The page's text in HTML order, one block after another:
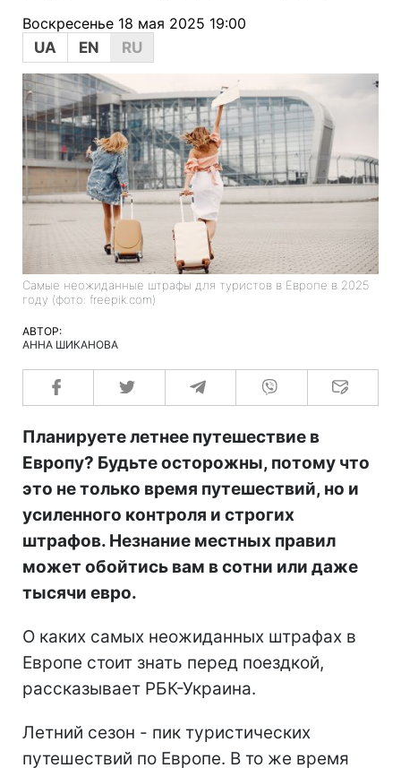
Воскресенье 18 мая 2025 19:00
UA
EN RU
Самые неожиданные штрафы для туристов в Европе в 2025
году (фото: freepik.com)
АВТОР:
АННА ШИКАНОВА
Планируете летнее путешествие в
Европу? Будьте осторожны, потому что
это не только время путешествий, но и
усиленного контроля и строгих
штрафов. Незнание местных правил
может обойтись вам в сотни или даже
тысячи евро.
О каких самых неожиданных штрафах в
Европе стоит знать перед поездкой,
рассказывает РБК-Украина.
Летний сезон - пик туристических
путешествий по Европе. В то же время